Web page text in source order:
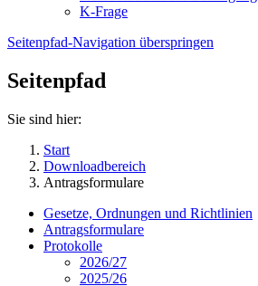
K-Frage
Seitenpfad-Navigation überspringen
Seitenpfad
Sie sind hier:
Start
Downloadbereich
Antragsformulare
Gesetze, Ordnungen und Richtlinien
Antragsformulare
Protokolle
2026/27
2025/26